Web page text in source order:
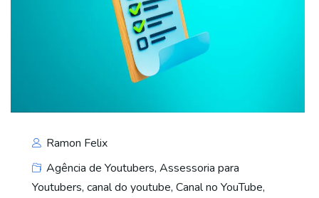
Ramon Felix
Agência de Youtubers, Assessoria para
Youtubers, canal do youtube, Canal no YouTube,